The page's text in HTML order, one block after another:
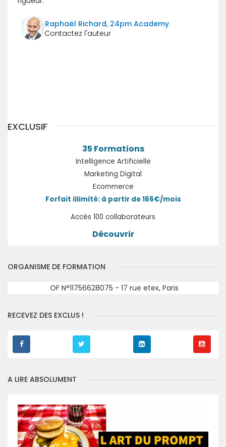
Raphaël Richard, 24pm Academy
EXCLUSIF
35 Formations
Intelligence Artificielle
Marketing Digital
Ecommerce
Forfait illimité: à partir de 166€/mois
Accès 100 collaborateurs
Découvrir
ORGANISME DE FORMATION
OF N°11756628075 - 17 rue etex, Paris
RECEVEZ DES EXCLUS !
A LIRE ABSOLUMENT